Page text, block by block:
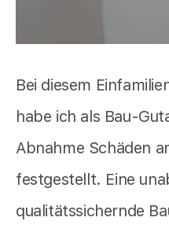
Bei diesem
habe ich als Bau-
Abnahme Schäden
festgestellt. Eine
qualitätssichernde